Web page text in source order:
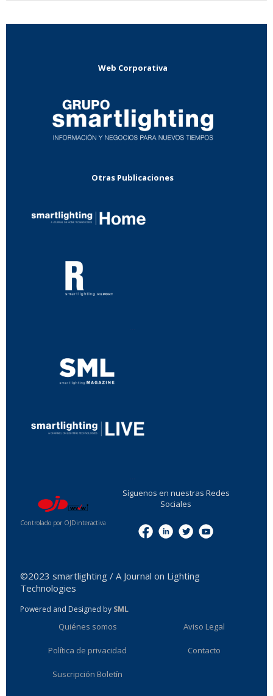
Web Corporativa
Otras Publicaciones
Controlado por OJDinteractiva
Síguenos en nuestras Redes
Sociales
©2023 smartlighting / A Journal on Lighting
Technologies
Powered and Designed by SML
Quiénes somos Aviso Legal
Política de privacidad Contacto
Suscripción Boletín